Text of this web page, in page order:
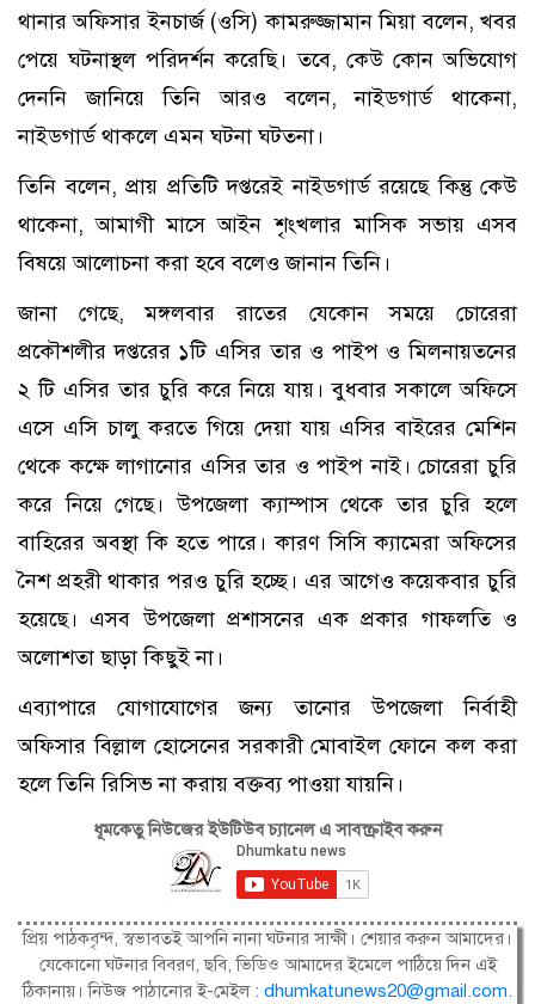
থানার অফিসার ইনচার্জ (ওসি) কামরুজ্জামান মিয়া বলেন, খবর
পেয়ে ঘটনাস্থল পরিদর্শন করেছি। তবে, কেউ কোন অভিযোগ
দেননি জানিয়ে তিনি আরও বলেন, নাইডগার্ড থাকেনা,
নাইডগার্ড থাকলে এমন ঘটনা ঘটতনা।
তিনি বলেন, প্রায় প্রতিটি দপ্তরেই নাইডগার্ড রয়েছে কিন্তু কেউ
থাকেনা, আমাগী মাসে আইন শৃংখলার মাসিক সভায় এসব
বিষয়ে আলোচনা করা হবে বলেও জানান তিনি।
জানা গেছে, মঙ্গলবার রাতের যেকোন সময়ে চোরেরা
প্রকৌশলীর দপ্তরের ১টি এসির তার ও পাইপ ও মিলনায়তনের
২ টি এসির তার চুরি করে নিয়ে যায়। বুধবার সকালে অফিসে
এসে এসি চালু করতে গিয়ে দেয়া যায় এসির বাইরের মেশিন
থেকে কক্ষে লাগানোর এসির তার ও পাইপ নাই। চোরেরা চুরি
করে নিয়ে গেছে। উপজেলা ক্যাম্পাস থেকে তার চুরি হলে
বাহিরের অবস্থা কি হতে পারে। কারণ সিসি ক্যামেরা অফিসের
নৈশ প্রহরী থাকার পরও চুরি হচ্ছে। এর আগেও কয়েকবার চুরি
হয়েছে। এসব উপজেলা প্রশাসনের এক প্রকার গাফলতি ও
অলোশতা ছাড়া কিছুই না।
এব্যাপারে যোগাযোগের জন্য তানোর উপজেলা নির্বাহী
অফিসার বিল্লাল হোসেনের সরকারী মোবাইল ফোনে কল করা
হলে তিনি রিসিভ না করায় বক্তব্য পাওয়া যায়নি।
ধূমকেতু নিউজের ইউটিউব চ্যানেল এ সাবস্ক্রাইব করুন
প্রিয় পাঠকবৃন্দ, স্বভাবতই আপনি নানা ঘটনার সাক্ষী। শেয়ার করুন আমাদের।
যেকোনো ঘটনার বিবরণ, ছবি, ভিডিও আমাদের ইমেলে পাঠিয়ে দিন এই
ঠিকানায়। নিউজ পাঠানোর ই-মেইল : dhumkatunews20@gmail.com.